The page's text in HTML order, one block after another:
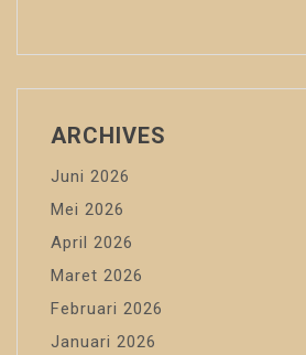
ARCHIVES
Juni 2026
Mei 2026
April 2026
Maret 2026
Februari 2026
Januari 2026